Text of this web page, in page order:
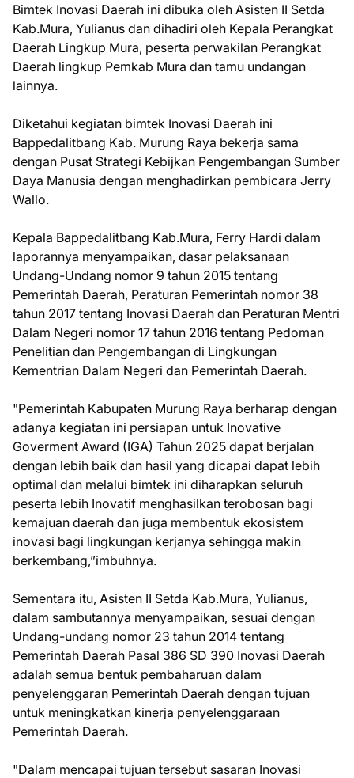
Bimtek Inovasi Daerah ini dibuka oleh Asisten II Setda
Kab.Mura, Yulianus dan dihadiri oleh Kepala Perangkat
Daerah Lingkup Mura, peserta perwakilan Perangkat
Daerah lingkup Pemkab Mura dan tamu undangan
lainnya.
Diketahui kegiatan bimtek Inovasi Daerah ini
Bappedalitbang Kab. Murung Raya bekerja sama
dengan Pusat Strategi Kebijkan Pengembangan Sumber
Daya Manusia dengan menghadirkan pembicara Jerry
Wallo.
Kepala Bappedalitbang Kab.Mura, Ferry Hardi dalam
laporannya menyampaikan, dasar pelaksanaan
Undang-Undang nomor 9 tahun 2015 tentang
Pemerintah Daerah, Peraturan Pemerintah nomor 38
tahun 2017 tentang Inovasi Daerah dan Peraturan Mentri
Dalam Negeri nomor 17 tahun 2016 tentang Pedoman
Penelitian dan Pengembangan di Lingkungan
Kementrian Dalam Negeri dan Pemerintah Daerah.
"Pemerintah Kabupaten Murung Raya berharap dengan
adanya kegiatan ini persiapan untuk Inovative
Goverment Award (IGA) Tahun 2025 dapat berjalan
dengan lebih baik dan hasil yang dicapai dapat lebih
optimal dan melalui bimtek ini diharapkan seluruh
peserta lebih Inovatif menghasilkan terobosan bagi
kemajuan daerah dan juga membentuk ekosistem
inovasi bagi lingkungan kerjanya sehingga makin
berkembang,”imbuhnya.
Sementara itu, Asisten II Setda Kab.Mura, Yulianus,
dalam sambutannya menyampaikan, sesuai dengan
Undang-undang nomor 23 tahun 2014 tentang
Pemerintah Daerah Pasal 386 SD 390 Inovasi Daerah
adalah semua bentuk pembaharuan dalam
penyelenggaran Pemerintah Daerah dengan tujuan
untuk meningkatkan kinerja penyelenggaraan
Pemerintah Daerah.
"Dalam mencapai tujuan tersebut sasaran Inovasi